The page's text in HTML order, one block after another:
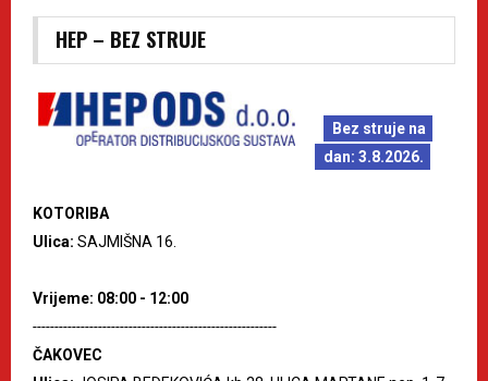
HEP – BEZ STRUJE
Bez struje na
dan: 3.8.2026.
KOTORIBA
Ulica: SAJMIŠNA 16.
Vrijeme: 08:00 - 12:00
--------------------------------------------------------
ČAKOVEC